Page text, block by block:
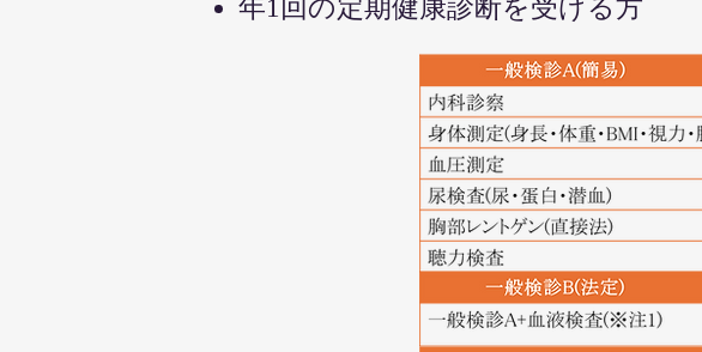
年1回の定期健康診断を受ける方